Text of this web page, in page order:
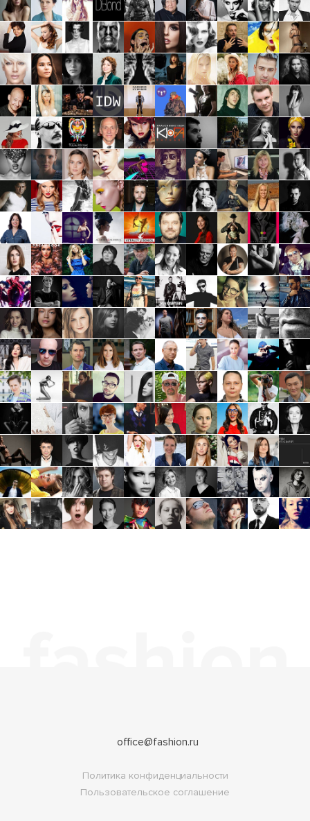
office@fashion.ru
Политика конфиденциальности
Пользовательское соглашение